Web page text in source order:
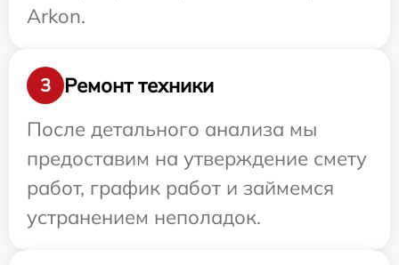
Arkon.
3
Ремонт техники
После детального анализа мы
предоставим на утверждение смету
работ, график работ и займемся
устранением неполадок.